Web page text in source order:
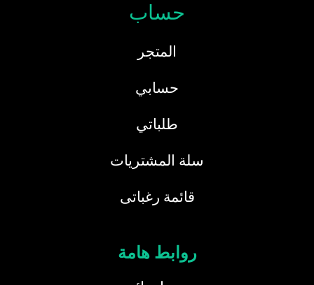
حساب
المتجر
حسابي
طلباتي
سلة المشتريات
قائمة رغباتى
روابط هامة